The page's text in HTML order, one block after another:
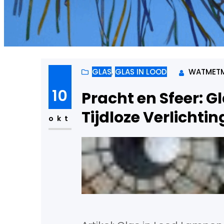
10
okt
GLAS, GLAS IN LOOD
Pracht en Sfeer:
Tijdloze